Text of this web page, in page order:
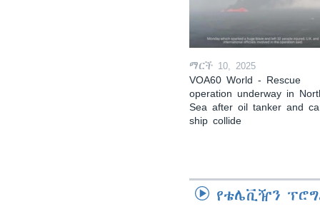
ማርች 10, 2025
VOA60 World - Rescue
operation underway in
Sea after oil tanker and
ship collide
የቴሌቪዥን